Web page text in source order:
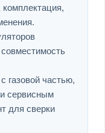
комплектация,
газовой частью,
сервисным
для сверки